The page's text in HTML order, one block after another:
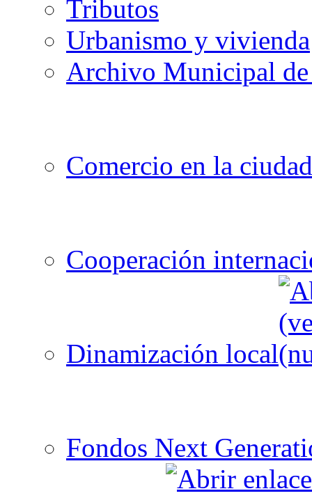
Tributos
Urbanismo y vivienda
Archivo Municipal de
Comercio en la ciudad
Cooperación
Dinamización local
Fondos Next